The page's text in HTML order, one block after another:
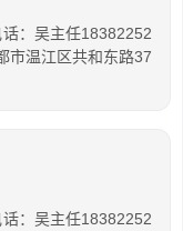
：吴主任18382252
市温江区共和东路37
：吴主任18382252